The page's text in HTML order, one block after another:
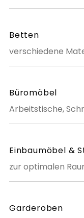
Betten
verschiedene
Büromöbel
Arbeitstische,
Einbaumöbel &
zur optimalen
Garderoben